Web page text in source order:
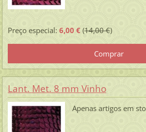
Preço especial: 6,00 €(14,00 €)
Lant. Met. 8 mm Vinho
Apenas artigos em